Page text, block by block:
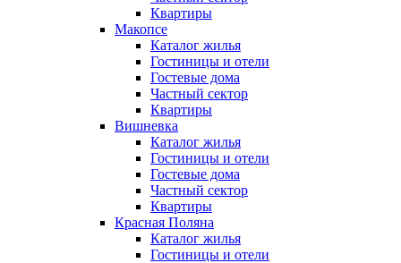
Квартиры
Макопсе
Каталог жилья
Гостиницы и отели
Гостевые дома
Частный сектор
Квартиры
Вишневка
Каталог жилья
Гостиницы и отели
Гостевые дома
Частный сектор
Квартиры
Красная Поляна
Каталог жилья
Гостиницы и отели